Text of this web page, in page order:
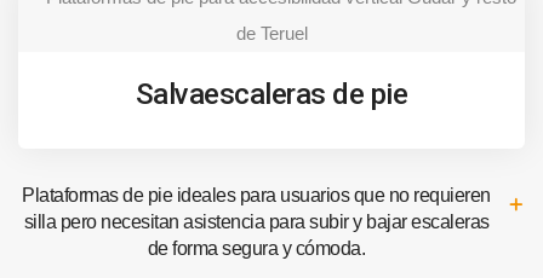
Salvaescaleras de pie
Plataformas de pie ideales para usuarios que no requieren
silla pero necesitan asistencia para subir y bajar escaleras
de forma segura y cómoda.